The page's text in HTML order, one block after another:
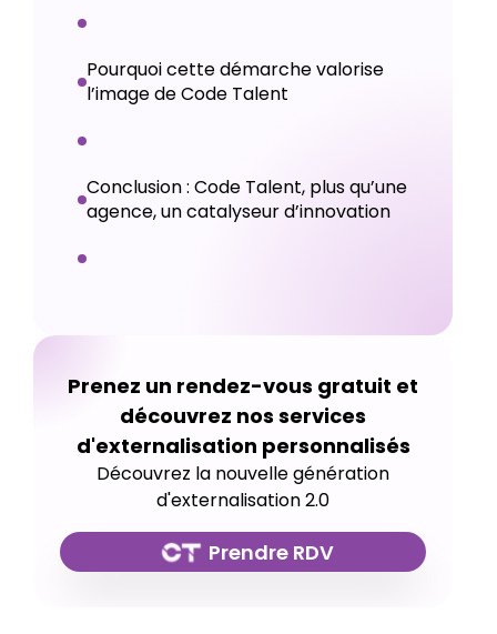
Pourquoi cette démarche valorise
l’image de Code Talent
Conclusion : Code Talent, plus qu’une
agence, un catalyseur d’innovation
Prenez un rendez-vous gratuit et
découvrez nos services
d'externalisation personnalisés
Découvrez la nouvelle génération
d'externalisation 2.0
Prendre RDV